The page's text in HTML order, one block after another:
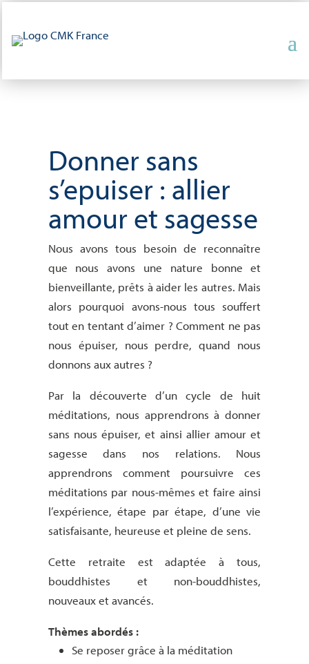
Donner sans
s’epuiser : allier
amour et sagesse
Nous avons tous besoin de reconnaître
que nous avons une nature bonne et
bienveillante, prêts à aider les autres. Mais
alors pourquoi avons-nous tous souffert
tout en tentant d’aimer ? Comment ne pas
nous épuiser, nous perdre, quand nous
donnons aux autres ?
Par la découverte d’un cycle de huit
méditations, nous apprendrons à donner
sans nous épuiser, et ainsi allier amour et
sagesse dans nos relations. Nous
apprendrons comment poursuivre ces
méditations par nous-mêmes et faire ainsi
l’expérience, étape par étape, d’une vie
satisfaisante, heureuse et pleine de sens.
Cette retraite est adaptée à tous,
bouddhistes et non-bouddhistes,
nouveaux et avancés.
Thèmes abordés :
Se reposer grâce à la méditation